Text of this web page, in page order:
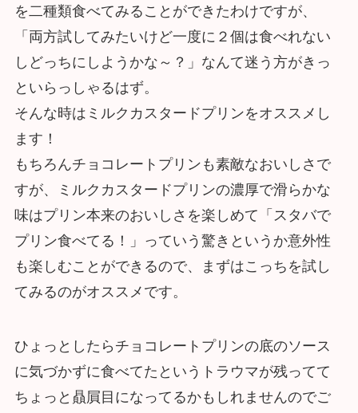
を二種類食べてみることができたわけですが、
「両方試してみたいけど一度に２個は食べれない
しどっちにしようかな～？」なんて迷う方がきっ
といらっしゃるはず。
そんな時はミルクカスタードプリンをオススメし
ます！
もちろんチョコレートプリンも素敵なおいしさで
すが、ミルクカスタードプリンの濃厚で滑らかな
味はプリン本来のおいしさを楽しめて「スタバで
プリン食べてる！」っていう驚きというか意外性
も楽しむことができるので、まずはこっちを試し
てみるのがオススメです。
ひょっとしたらチョコレートプリンの底のソース
に気づかずに食べてたというトラウマが残ってて
ちょっと贔屓目になってるかもしれませんのでご